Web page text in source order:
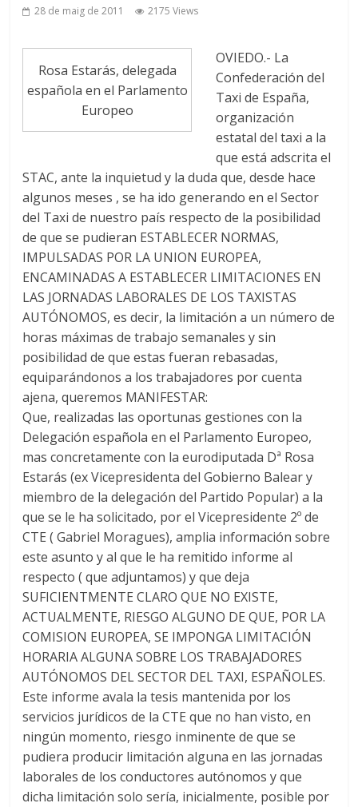
28 de maig de 2011 2175 Views
Rosa Estarás, delegada
española en el Parlamento
Europeo
OVIEDO.- La
Confederación del
Taxi de España,
organización
estatal del taxi a la
que está adscrita el
STAC, ante la inquietud y la duda que, desde hace
algunos meses , se ha ido generando en el Sector
del Taxi de nuestro país respecto de la posibilidad
de que se pudieran ESTABLECER NORMAS,
IMPULSADAS POR LA UNION EUROPEA,
ENCAMINADAS A ESTABLECER LIMITACIONES EN
LAS JORNADAS LABORALES DE LOS TAXISTAS
AUTÓNOMOS, es decir, la limitación a un número de
horas máximas de trabajo semanales y sin
posibilidad de que estas fueran rebasadas,
equiparándonos a los trabajadores por cuenta
ajena, queremos MANIFESTAR:
Que, realizadas las oportunas gestiones con la
Delegación española en el Parlamento Europeo,
mas concretamente con la eurodiputada Dª Rosa
Estarás (ex Vicepresidenta del Gobierno Balear y
miembro de la delegación del Partido Popular) a la
que se le ha solicitado, por el Vicepresidente 2º de
CTE ( Gabriel Moragues), amplia información sobre
este asunto y al que le ha remitido informe al
respecto ( que adjuntamos) y que deja
SUFICIENTMENTE CLARO QUE NO EXISTE,
ACTUALMENTE, RIESGO ALGUNO DE QUE, POR LA
COMISION EUROPEA, SE IMPONGA LIMITACIÓN
HORARIA ALGUNA SOBRE LOS TRABAJADORES
AUTÓNOMOS DEL SECTOR DEL TAXI, ESPAÑOLES.
Este informe avala la tesis mantenida por los
servicios jurídicos de la CTE que no han visto, en
ningún momento, riesgo inminente de que se
pudiera producir limitación alguna en las jornadas
laborales de los conductores autónomos y que
dicha limitación solo sería, inicialmente, posible por